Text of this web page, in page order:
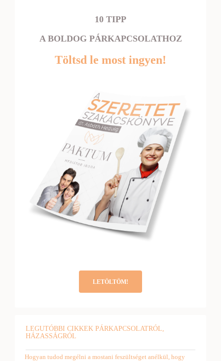
10 TIPP
A BOLDOG PÁRKAPCSOLATHOZ
Töltsd le most ingyen!
LETÖLTÖM!
LEGUTÓBBI CIKKEK PÁRKAPCSOLATRÓL,
HÁZASSÁGRÓL
Hogyan tudod megélni a mostani feszültséget anélkül, hogy